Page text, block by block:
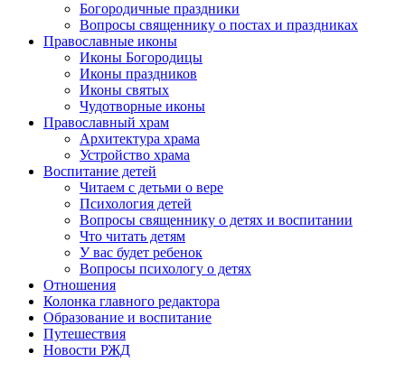
Богородичные праздники
Вопросы священнику о постах и праздниках
Православные иконы
Иконы Богородицы
Иконы праздников
Иконы святых
Чудотворные иконы
Православный храм
Архитектура храма
Устройство храма
Воспитание детей
Читаем с детьми о вере
Психология детей
Вопросы священнику о детях и воспитании
Что читать детям
У вас будет ребенок
Вопросы психологу о детях
Отношения
Колонка главного редактора
Образование и воспитание
Путешествия
Новости РЖД